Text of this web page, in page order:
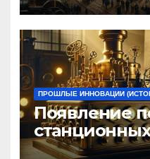
ПРОШЛЫЕ ИННОВАЦИИ
Появление
управления